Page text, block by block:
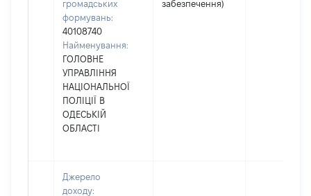
громадських
формувань:
40108740
Найменування:
ГОЛОВНЕ
УПРАВЛІННЯ
НАЦІОНАЛЬНОЇ
ПОЛІЦІЇ В
ОДЕСЬКІЙ
ОБЛАСТІ
забезпечення)
Джерело
доходу: